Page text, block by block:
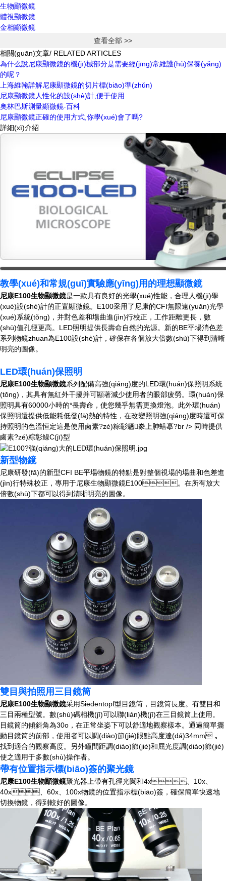
生物顯微鏡
體視顯微鏡
金相顯微鏡
查看全部 >>
相關(guān)文章/ RELATED ARTICLES
為什么說尼康顯微鏡的機(jī)械部分是需要經(jīng)常維護(hù)保養(yǎng)
的呢？
上海維翰詳解尼康顯微鏡的切片標(biāo)準(zhǔn)
尼康顯微鏡人性化的設(shè)計,便于使用
奧林巴斯測量顯微鏡-百科
尼康顯微鏡正確的使用方式,你學(xué)會了嗎?
詳細(xì)介紹
教學(xué)和常規(guī)實驗應(yīng)用的理想顯微鏡
尼康E100生物顯微鏡是一款具有良好的光學(xué)性能，合理人機(jī)學
(xué)設(shè)計的正置顯微鏡。E100采用了尼康的CFI無限遠(yuǎn)光學
(xué)系統(tǒng)，并對色差和場曲進(jìn)行校正，工作距離更長，數
(shù)值孔徑更高。LED照明提供長壽命自然的光源。新的BE平場消色差
系列物鏡zhuan為E100設(shè)計，確保在各個放大倍數(shù)下得到清晰
明亮的圖像。
LED環(huán)保照明
尼康E100生物顯微鏡系列配備高強(qiáng)度的LED環(huán)保照明系統
(tǒng)，其具有無紅外干擾并可顯著減少使用者的眼部疲勞。環(huán)保
照明具有60000小時的*長壽命，使您幾乎無需更換燈泡。此外環(huán)
保照明還提供低能耗低發(fā)熱的特性，在改變照明強(qiáng)度時還可保
持照明的色溫恒定這是使用鹵素?zé)粽彰魉豢上胂蟮摹?br /> 同時提供
鹵素?zé)粽彰鳈C(jī)型
新型物鏡
尼康研發(fā)的新型CFI BE平場物鏡的特點是對整個視場的場曲和色差進
(jìn)行特殊校正，專用于尼康生物顯微鏡E100。在所有放大
倍數(shù)下都可以得到清晰明亮的圖像。
雙目與拍照用三目鏡筒
尼康E100生物顯微鏡采用Siedentopf型目鏡筒，目鏡筒長度。有雙目和
三目兩種型號。數(shù)碼相機(jī)可以聯(lián)機(jī)在三目鏡筒上使用。
目鏡筒的傾斜角為30o，在正常坐姿下可以舒適地觀察樣本。通過簡單擺
動目鏡筒的前部，使用者可以調(diào)節(jié)眼點高度達(dá)34mm，
找到適合的觀察高度。另外瞳間距調(diào)節(jié)和屈光度調(diào)節(jié)
使之適用于多數(shù)操作者。
帶有位置指示標(biāo)簽的聚光鏡
尼康E100生物顯微鏡聚光器上帶有孔徑光闌和4x、10x、
40x、60x、100x物鏡的位置指示標(biāo)簽，確保簡單快速地
切換物鏡，得到較好的圖像。